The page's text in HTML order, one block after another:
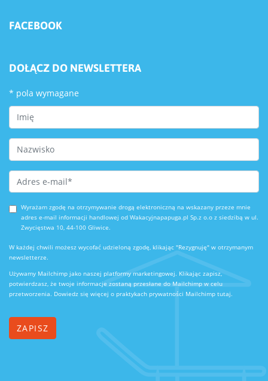
FACEBOOK
DOŁĄCZ DO NEWSLETTERA
* pola wymagane
First Name
Last Name
Email Address *
Wyrażam zgodę na otrzymywanie drogą elektroniczną na wskazany przeze mnie
adres e-mail informacji handlowej od Wakacyjnapapuga.pl Sp.z o.o z siedzibą w ul.
Zwycięstwa 10, 44-100 Gliwice.
W każdej chwili możesz wycofać udzieloną zgodę, klikając "Rezygnuję" w otrzymanym
newsletterze.
Używamy Mailchimp jako naszej platformy marketingowej. Klikając zapisz,
potwierdzasz, że twoje informacje zostaną przesłane do Mailchimp w celu
przetworzenia. Dowiedz się więcej o praktykach prywatności Mailchimp tutaj.